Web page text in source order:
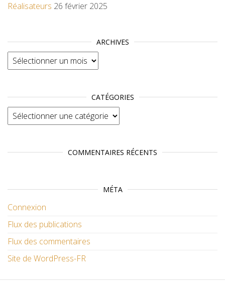
Réalisateurs 26 février 2025
ARCHIVES
Archives
CATÉGORIES
Catégories
COMMENTAIRES RÉCENTS
MÉTA
Connexion
Flux des publications
Flux des commentaires
Site de WordPress-FR